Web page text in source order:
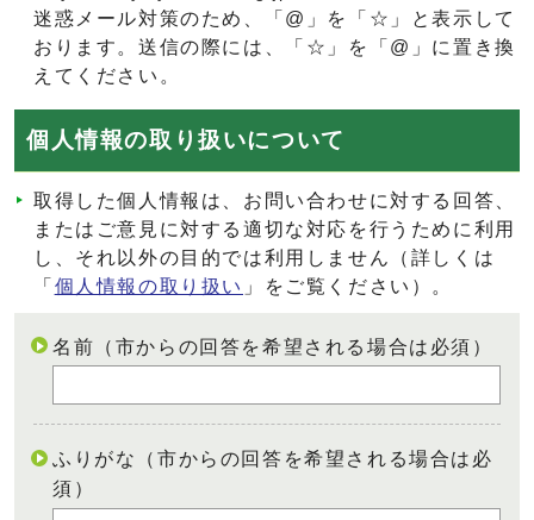
迷惑メール対策のため、「@」を「☆」と表示して
おります。送信の際には、「☆」を「@」に置き換
えてください。
個人情報の取り扱いについて
取得した個人情報は、お問い合わせに対する回答、
またはご意見に対する適切な対応を行うために利用
し、それ以外の目的では利用しません（詳しくは
「 個人情報の取り扱い 」をご覧ください）。
名前（市からの回答を希望される場合は必須）
ふりがな（市からの回答を希望される場合は必
須）